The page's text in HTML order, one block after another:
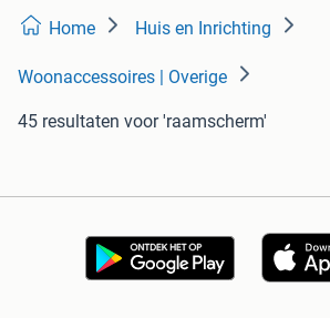
Home Huis en Inrichting
Woonaccessoires | Overige
45 resultaten voor 'raamscherm'